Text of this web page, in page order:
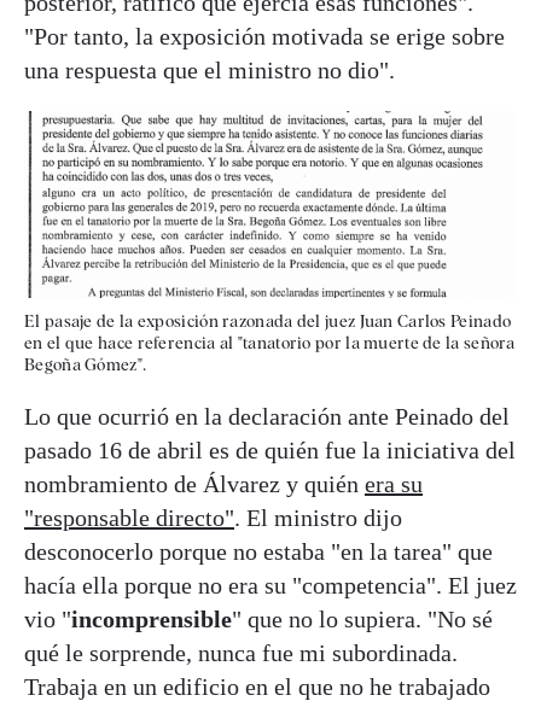
"Por tanto, la exposición motivada se erige sobre
una respuesta que el ministro no dio".
El pasaje de la exposición razonada del juez Juan Carlos Peinado
en el que hace referencia al "tanatorio por la muerte de la señora
Begoña Gómez".
Lo que ocurrió en la declaración ante Peinado del
pasado 16 de abril es de quién fue la iniciativa del
nombramiento de Álvarez y quién era su
"responsable directo". El ministro dijo
desconocerlo porque no estaba "en la tarea" que
hacía ella porque no era su "competencia". El juez
vio "incomprensible" que no lo supiera. "No sé
qué le sorprende, nunca fue mi subordinada.
Trabaja en un edificio en el que no he trabajado